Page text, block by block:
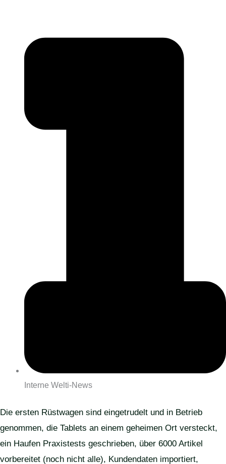
Interne Welti-News
Die ersten Rüstwagen sind eingetrudelt und in Betrieb
genommen, die Tablets an einem geheimen Ort versteckt,
ein Haufen Praxistests geschrieben, über 6000 Artikel
vorbereitet (noch nicht alle), Kundendaten importiert,